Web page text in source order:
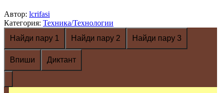
Автор: lcrifasi
Категория: Техника/Технологии
Найди пару 1
Найди пару 2 Найди пару 3
Впиши Диктант